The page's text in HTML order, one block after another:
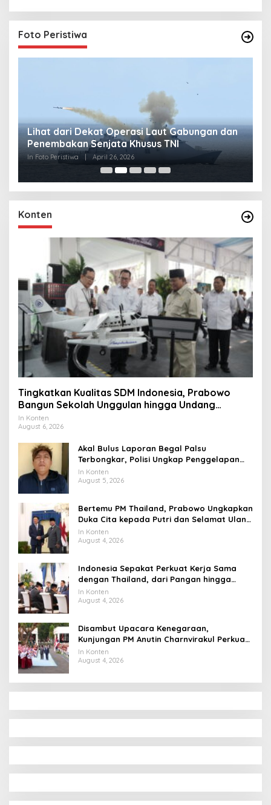
Foto Peristiwa
Lihat dari Dekat Operasi Laut Gabungan dan
Penembakan Senjata Khusus TNI
In Foto Peristiwa April 26, 2026
Konten
Tingkatkan Kualitas SDM Indonesia, Prabowo
Bangun Sekolah Unggulan hingga Undang
Universitas Terbaik Dunia
In Konten
August 6, 2026
Akal Bulus Laporan Begal Palsu
Terbongkar, Polisi Ungkap Penggelapan
Uang Perusahaan untuk Crypto
In Konten
August 5, 2026
Bertemu PM Thailand, Prabowo Ungkapkan
Duka Cita kepada Putri dan Selamat Ulang
Tahun ke Raja Thailand
In Konten
August 4, 2026
Indonesia Sepakat Perkuat Kerja Sama
dengan Thailand, dari Pangan hingga
Ekonomi Digital
In Konten
August 4, 2026
Disambut Upacara Kenegaraan,
Kunjungan PM Anutin Charnvirakul Perkuat
Hubungan Indonesia-Thailand
In Konten
August 4, 2026